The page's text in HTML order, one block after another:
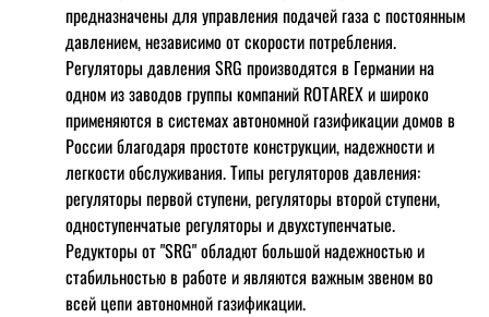
предназначены для управления подачей газа с постоянным
давлением, независимо от скорости потребления.
Регуляторы давления SRG производятся в Германии на
одном из заводов группы компаний ROTAREX и широко
применяются в системах автономной газификации домов в
России благодаря простоте конструкции, надежности и
легкости обслуживания. Типы регуляторов давления:
регуляторы первой ступени, регуляторы второй ступени,
одноступенчатые регуляторы и двухступенчатые.
Редукторы от "SRG" обладют большой надежностью и
стабильностью в работе и являются важным звеном во
всей цепи автономной газификации.